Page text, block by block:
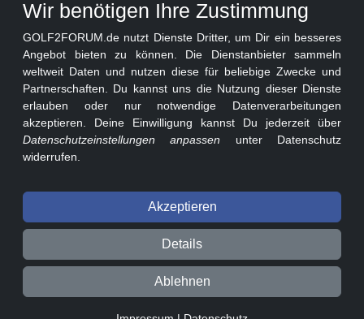
Auto-Showroom
Golf 2 Lackcodes
Sonderversionen
Sonstige Marken
© 2026 GOLF2FORUM - Volkswagen Golf II Forum seit 2010 ❤️
Beitragsregeln Datenschutz Impressum
0.02s v3.1.1-7b0d7e8
Wir benötigen Ihre Zustimmung
GOLF2FORUM.de nutzt Dienste Dritter, um Dir ein besseres
Angebot bieten zu können. Die Dienstanbieter sammeln
weltweit Daten und nutzen diese für beliebige Zwecke und
Partnerschaften. Du kannst uns die Nutzung dieser Dienste
erlauben oder nur notwendige Datenverarbeitungen
akzeptieren. Deine Einwilligung kannst Du jederzeit über
Datenschutzeinstellungen anpassen unter Datenschutz
widerrufen.
Akzeptieren
Details
Ablehnen